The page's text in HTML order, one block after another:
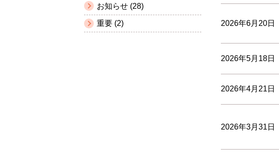
お知らせ (28)
重要 (2) 2026年6月20日
2026年5月18日
2026年4月21日
2026年3月31日